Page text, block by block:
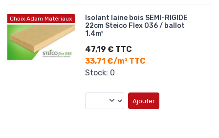
Choix Adam Matériaux
Isolant laine bois SEMI-RIGIDE
22cm Steico Flex 036 / ballot
1.4m²
47,19 € TTC
33,71 €/m² TTC
Stock: 0
Ajouter